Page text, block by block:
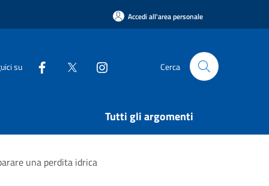
Accedi all'area personale
su Cerca
Tutti gli argomenti
una perdita idrica